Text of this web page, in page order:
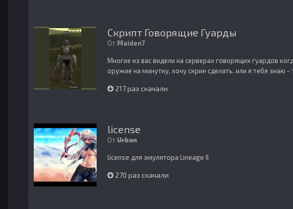
Скрипт Говорящие Гуарды
От Maiden7
Многие из вас видели на серверах говорящих гуардов
оружие на минутку, хочу скрин сделать. или я тебя знаю -
217 раз скачали
license
ОтUrban
license для эмулятора Lineage II
270 раз скачали